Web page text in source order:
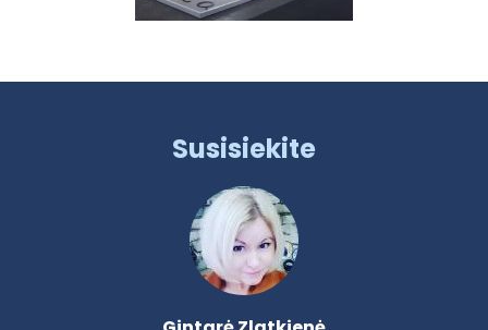
Susisiekite